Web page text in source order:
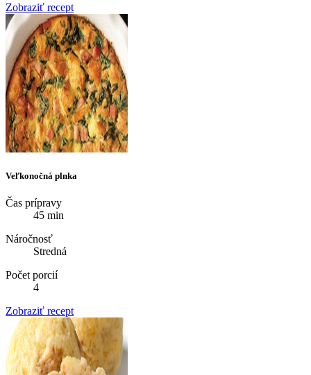
Zobraziť recept
Veľkonočná plnka
Čas prípravy
45 min
Náročnosť
Stredná
Počet porcií
4
Zobraziť recept